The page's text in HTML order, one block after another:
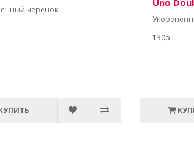
черенок..
Uno
130р.